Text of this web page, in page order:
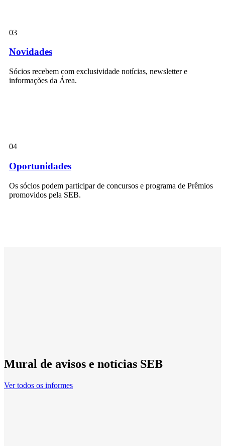
03
Novidades
Sócios recebem com exclusividade notícias, newsletter e
informações da Área.
04
Oportunidades
Os sócios podem participar de concursos e programa de Prêmios
promovidos pela SEB.
Mural de avisos e notícias SEB
Ver todos os informes